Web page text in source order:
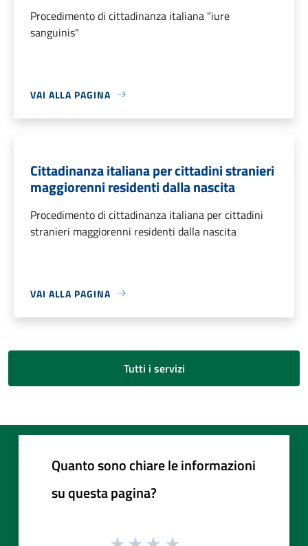
Procedimento di cittadinanza italiana "iure
sanguinis"
VAI ALLA PAGINA
Cittadinanza italiana per cittadini stranieri
maggiorenni residenti dalla nascita
Procedimento di cittadinanza italiana per cittadini
stranieri maggiorenni residenti dalla nascita
VAI ALLA PAGINA
Tutti i servizi
Quanto sono chiare le informazioni
su questa pagina?